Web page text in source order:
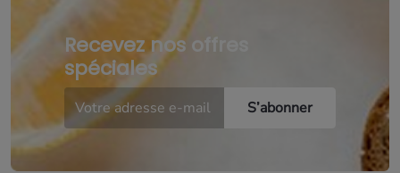
Recevez nos offres
spéciales